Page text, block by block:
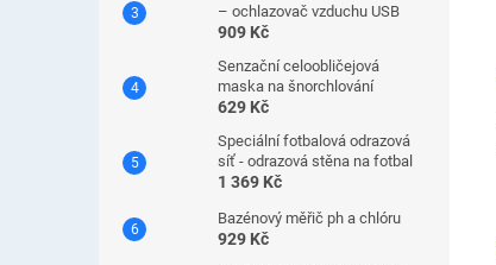
– ochlazovač vzduchu USB
909 Kč
Senzační celoobličejová
maska ​​na šnorchlování
629 Kč
Speciální fotbalová odrazová
síť - odrazová stěna na fotbal
1 369 Kč
Bazénový měřič ph a chlóru
929 Kč